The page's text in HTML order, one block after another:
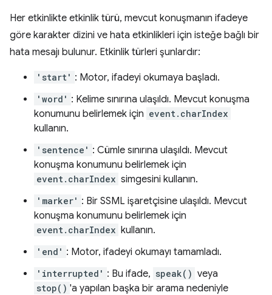
Her etkinlikte etkinlik türü, mevcut konuşmanın ifadeye
göre karakter dizini ve hata etkinlikleri için isteğe bağlı bir
hata mesajı bulunur. Etkinlik türleri şunlardır:
'start' : Motor, ifadeyi okumaya başladı.
'word' : Kelime sınırına ulaşıldı. Mevcut konuşma
konumunu belirlemek için event.charIndex
kullanın.
'sentence' : Cümle sınırına ulaşıldı. Mevcut
konuşma konumunu belirlemek için
event.charIndex simgesini kullanın.
'marker' : Bir SSML işaretçisine ulaşıldı. Mevcut
konuşma konumunu belirlemek için
event.charIndex kullanın.
'end' : Motor, ifadeyi okumayı tamamladı.
'interrupted' : Bu ifade, speak() veya
stop() 'a yapılan başka bir arama nedeniyle